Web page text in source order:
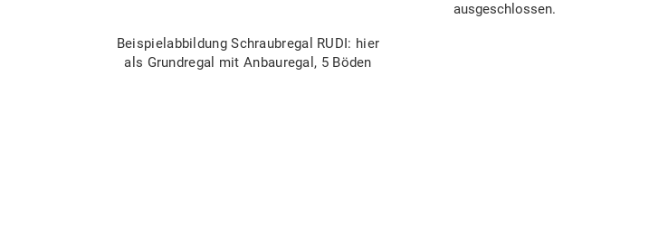
Beispielabbildung Schraubregal RUDI: hier
als Grundregal mit Anbauregal, 5 Böden
ausgeschlossen.